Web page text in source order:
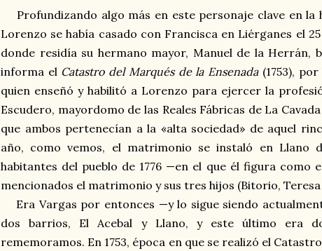
Profundizando algo más en este personaje clave en
Lorenzo se había casado con Francisca en Liérganes el
donde residía su hermano mayor, Manuel de la Herrán,
informa el Catastro del Marqués de la Ensenada (1753),
quien enseñó y habilitó a Lorenzo para ejercer la
Escudero, mayordomo de las Reales Fábricas de La
que ambos pertenecían a la «alta sociedad» de aquel
año, como vemos, el matrimonio se instaló en Llano
habitantes del pueblo de 1776 —en el que él figura como
mencionados el matrimonio y sus tres hijos (Bitorio, Teresa
Era Vargas por entonces —y lo sigue siendo
dos barrios, El Acebal y Llano, y este último era
rememoramos. En 1753, época en que se realizó el